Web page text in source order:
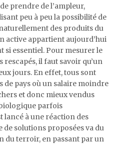
prendre de l’ampleur,
peu à peu la possibilité de
des produits du
active appartient aujourd’hui
si essentiel. Pour mesurer le
rescapés, il faut savoir qu’un
jours. En effet, tous sont
pays où un salaire moindre
et donc mieux vendus
parfois
lancé à une réaction des
solutions proposées va du
du terroir, en passant par un